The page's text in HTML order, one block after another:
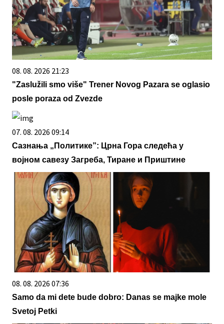
08. 08. 2026 21:23
"Zaslužili smo više" Trener Novog Pazara se oglasio
posle poraza od Zvezde
07. 08. 2026 09:14
Сазнања „Политике”: Црна Гора следећа у
војном савезу Загреба, Тиране и Приштине
08. 08. 2026 07:36
Samo da mi dete bude dobro: Danas se majke mole
Svetoj Petki